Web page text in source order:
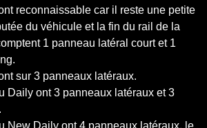
reconnaissable car il reste une petite
du véhicule et la fin du rail de la
1 panneau latéral court et 1
sur 3 panneaux latéraux.
Daily ont 3 panneaux latéraux et 3
New Daily ont 4 panneaux latéraux, le